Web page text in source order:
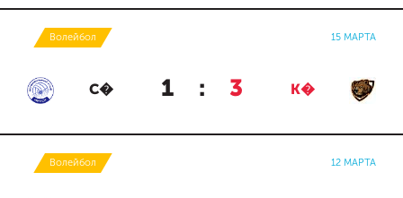
Волейбол 15 МАРТА
С� 1 : 3 К�
Волейбол 12 МАРТА